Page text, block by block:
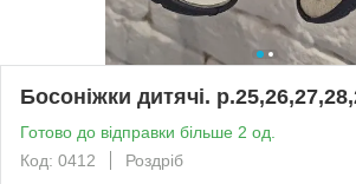
Босоніжки дитячі.
Готово до відправки більше 2 од.
Код: 0412
Роздріб